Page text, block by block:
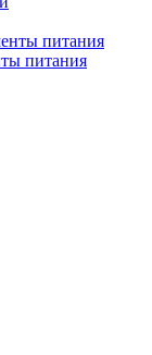
питания